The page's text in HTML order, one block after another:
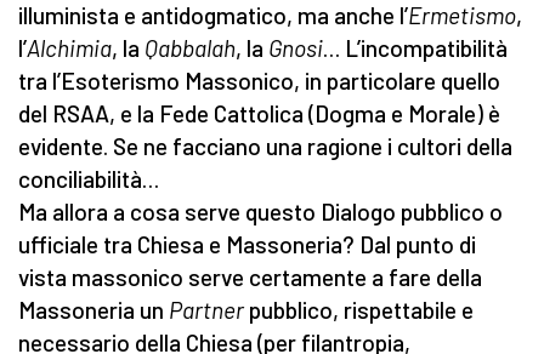
illuminista e antidogmatico, ma anche l’Ermetismo,
l’Alchimia, la Qabbalah, la Gnosi… L’incompatibilità
tra l’Esoterismo Massonico, in particolare quello
del RSAA, e la Fede Cattolica (Dogma e Morale) è
evidente. Se ne facciano una ragione i cultori della
conciliabilità…
Ma allora a cosa serve questo Dialogo pubblico o
ufficiale tra Chiesa e Massoneria? Dal punto di
vista massonico serve certamente a fare della
Massoneria un Partnerpubblico, rispettabile e
necessario della Chiesa (per filantropia,